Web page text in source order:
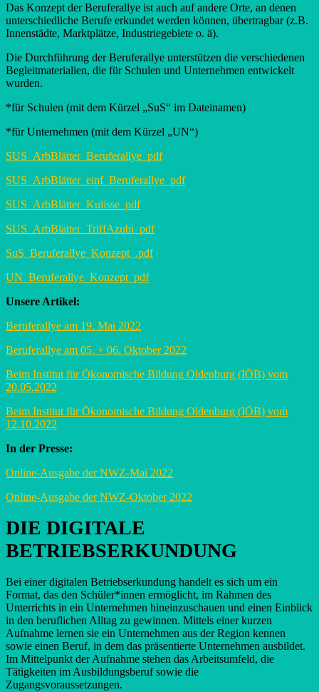
Das Konzept der Beruferallye ist auch auf andere Orte, an denen
unterschiedliche Berufe erkundet werden können, übertragbar (z.B.
Innenstädte, Marktplätze, Industriegebiete o. ä).
Die Durchführung der Beruferallye unterstützen die verschiedenen
Begleitmaterialien, die für Schulen und Unternehmen entwickelt
wurden.
*für Schulen (mit dem Kürzel „SuS“ im Dateinamen)
*für Unternehmen (mit dem Kürzel „UN“)
SUS_ArbBlätter_Beruferallye_pdf
SUS_ArbBlätter_einf_Beruferallye_pdf
SUS_ArbBlätter_Kulisse_pdf
SUS_ArbBlätter_TriffAzubi_pdf
SuS_Beruferallye_Konzept_.pdf
UN_Beruferallye_Konzept_pdf
Unsere Artikel:
Beruferallye am 19. Mai 2022
Beruferallye am 05. + 06. Oktober 2022
Beim Institut für Ökonomische Bildung Oldenburg (IÖB) vom
20.05.2022
Beim Institut für Ökonomische Bildung Oldenburg (IÖB) vom
12.10.2022
In der Presse:
Online-Ausgabe der NWZ-Mai 2022
Online-Ausgabe der NWZ-Oktober 2022
DIE DIGITALE
BETRIEBSERKUNDUNG
Bei einer digitalen Betriebserkundung handelt es sich um ein
Format, das den Schüler*innen ermöglicht, im Rahmen des
Unterrichts in ein Unternehmen hineinzuschauen und einen Einblick
in den beruflichen Alltag zu gewinnen. Mittels einer kurzen
Aufnahme lernen sie ein Unternehmen aus der Region kennen
sowie einen Beruf, in dem das präsentierte Unternehmen ausbildet.
Im Mittelpunkt der Aufnahme stehen das Arbeitsumfeld, die
Tätigkeiten im Ausbildungsberuf sowie die
Zugangsvoraussetzungen.